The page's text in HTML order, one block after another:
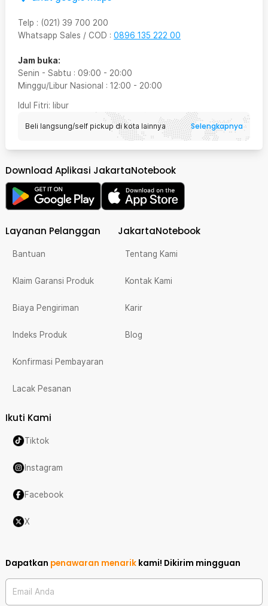
Telp : (021) 39 700 200
Whatsapp Sales / COD : 0896 135 222 00
Jam buka:
Senin - Sabtu : 09:00 - 20:00
Minggu/Libur Nasional : 12:00 - 20:00
Idul Fitri: libur
Beli langsung/self pickup di kota lainnya Selengkapnya
Download Aplikasi JakartaNotebook
Layanan Pelanggan
Bantuan
Klaim Garansi Produk
Biaya Pengiriman
Indeks Produk
Konfirmasi Pembayaran
Lacak Pesanan
JakartaNotebook
Tentang Kami
Kontak Kami
Karir
Blog
Ikuti Kami
Tiktok
Instagram
Facebook
X
Dapatkan penawaran menarik kami! Dikirim mingguan
Email Anda